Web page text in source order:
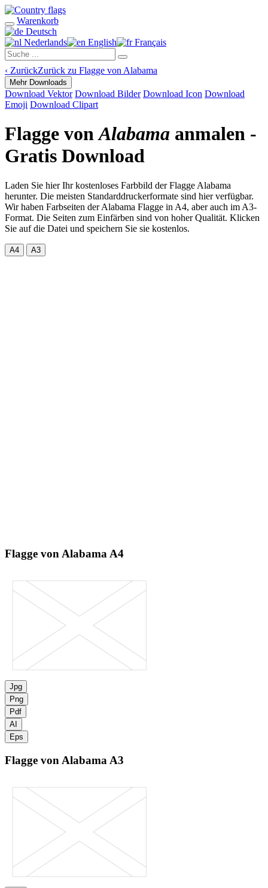
Warenkorb
Deutsch
Nederlands
English Français
‹ ZurückZurück zu Flagge von Alabama
Mehr Downloads
Download Vektor Download Bilder Download Icon Download
Emoji Download Clipart
Flagge vonAlabama anmalen -
Gratis Download
Laden Sie hier Ihr kostenloses Farbbild der Flagge Alabama
herunter. Die meisten Standarddruckerformate sind hier verfügbar.
Wir haben Farbseiten der Alabama Flagge in A4, aber auch im A3-
Format. Die Seiten zum Einfärben sind von hoher Qualität. Klicken
Sie auf die Datei und speichern Sie sie kostenlos.
A4 A3
Flagge von Alabama A4
Jpg
Png
Pdf
AI
Eps
Flagge von AlabamaA3